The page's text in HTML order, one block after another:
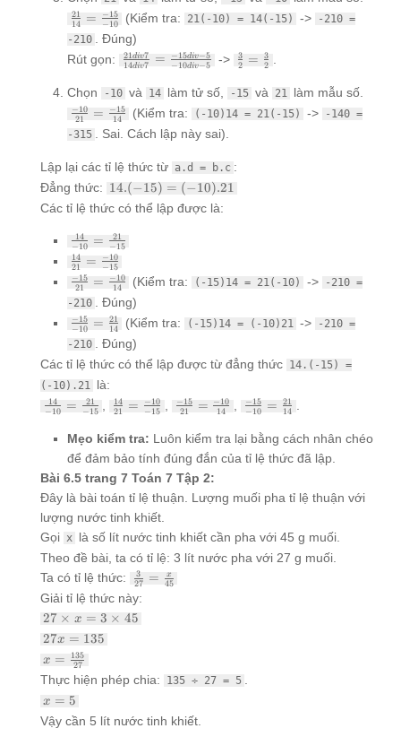
\frac{21
div 3}
{-15 div
3}
\frac{21}
{14} =
\frac{-15}
{-10}
14
21 = −10
−15 (Kiểm tra: 21(-10) = 14(-15) ->
-210 =
-210
. Đúng)
Rút gọn:
\frac{21
div 7}
{14 div
7} =
\frac{-15
div -5}
-5}
14div7
21div7 = −10div−5
−15div−5 -> \frac{3}
{2} =
\frac{3}
2
3 = 2
3
Chọn -10 và 14 làm tử số, -15 và 21 làm mẫu số.
\frac{-10}
{21} =
\frac{-15}
21
−10 = 14
−15 (Kiểm tra: (-10)14 = 21(-15) ->
-140 =
-315
. Sai. Cách lập này sai).
Lập lại các tỉ lệ thức từ a.d = b.c :
Đẳng thức: 14.(-15)
(-10).21
14.(−15) = (−10).21
Các tỉ lệ thức có thể lập được là:
\frac{14}
{-10} =
\frac{21}
{-15}
−10
14 = −15
21
\frac{14}
{21} =
\frac{-10}
{-15}
21
14 = −15
−10
\frac{-15}
{21} =
\frac{-10}
{14}
21
−15 = 14
−10 (Kiểm tra: (-15)14 = 21(-10) ->
-210 =
-210
. Đúng)
\frac{-15}
{-10} =
\frac{21}
{14}
−10
−15 = 14
21 (Kiểm tra: (-15)14 = (-10)21 ->
-210 =
-210
. Đúng)
Các tỉ lệ thức có thể lập được từ đẳng thức 14.(-15) =
(-10).21 là:
\frac{14}
{-10} =
\frac{21}
−10
14 = −15
21
\frac{14}
{21} =
\frac{-10}
21
14 = −15
−10
\frac{-15}
{21} =
\frac{-10}
21
−15 = 14
−10
\frac{-15}
{-10} =
\frac{21}
−10
−15 = 14
21
Mẹo kiểm tra: Luôn kiểm tra lại bằng cách nhân chéo
để đảm bảo tính đúng đắn của tỉ lệ thức đã lập.
Bài 6.5 trang 7 Toán 7 Tập 2:
Đây là bài toán tỉ lệ thuận. Lượng muối pha tỉ lệ thuận với
lượng nước tinh khiết.
Gọi x là số lít nước tinh khiết cần pha với 45 g muối.
Theo đề bài, ta có tỉ lệ: 3 lít nước pha với 27 g muối.
Ta có tỉ lệ thức:
\frac{3}
{27} =
\frac{x}
{45}
27
3 = 45
x
Giải tỉ lệ thức này:
27
\times
x = 3
\times
45
27 × x = 3 × 45
27x
135
27x = 135
x =
\frac{135}
{27}
x = 27
135
Thực hiện phép chia: 135 ÷ 27 = 5
x
=
5
x = 5
Vậy cần 5 lít nước tinh khiết.